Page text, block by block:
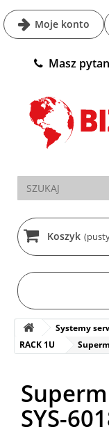
Moje konto
Masz
Koszyk
Systemy
RACK 1U
SYS-